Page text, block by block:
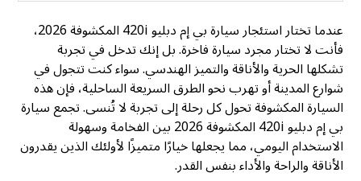
عندما تختار استئجار سيارة بي إم دبليو 420i المكشوفة 2026،
فأنت لا تختار مجرد سيارة فاخرة. بل إنك تدخل في تجربة
تشكلها الحرية والأناقة والتميز الهندسي. سواء كنت تتجول في
شوارع المدينة أو تهرب نحو الطرق السريعة الساحلية، فإن هذه
السيارة المكشوفة تحول كل رحلة إلى تجربة لا تُنسى. تجمع سيارة
بي إم دبليو 420i المكشوفة 2026 بين الفخامة وسهولة
الاستخدام اليومي، مما يجعلها خيارًا متميزًا لأولئك الذين يقدرون
الأناقة والراحة والأداء بنفس القدر.